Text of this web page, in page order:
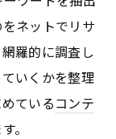
ネットでリサ
羅的に調査し
いくかを整理
ているコンテ
。